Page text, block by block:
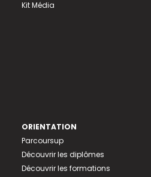
Kit Média
ORIENTATION
Parcoursup
Découvrir les diplômes
Découvrir les formations